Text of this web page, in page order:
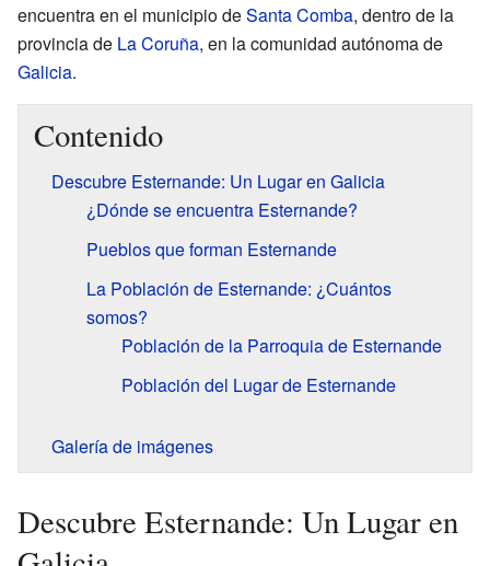
encuentra en el municipio deSanta Comba, dentro de la
provincia de La Coruña, en la comunidad autónoma de
Galicia.
Contenido
Descubre Esternande: Un Lugar en Galicia
¿Dónde se encuentra Esternande?
Pueblos que forman Esternande
La Población de Esternande: ¿Cuántos
somos?
Población de la Parroquia de Esternande
Población del Lugar de Esternande
Galería de imágenes
Descubre Esternande: Un Lugar en